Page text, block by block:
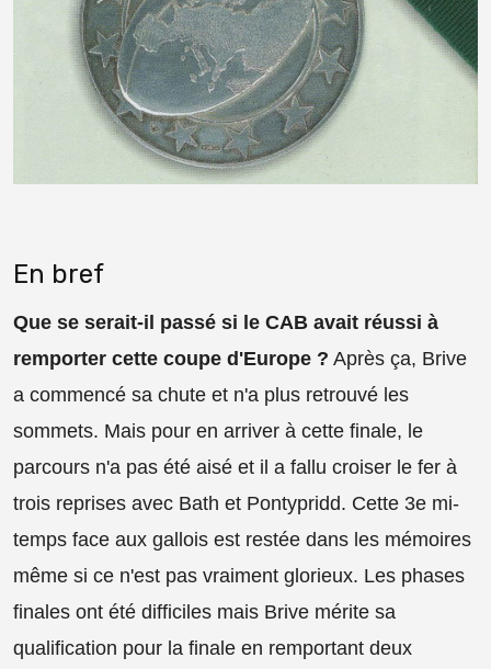
En bref
Que se serait-il passé si le CAB avait réussi à
remporter cette coupe d'Europe ? Après ça, Brive
a commencé sa chute et n'a plus retrouvé les
sommets. Mais pour en arriver à cette finale, le
parcours n'a pas été aisé et il a fallu croiser le fer à
trois reprises avec Bath et Pontypridd. Cette 3e mi-
temps face aux gallois est restée dans les mémoires
même si ce n'est pas vraiment glorieux. Les phases
finales ont été difficiles mais Brive mérite sa
qualification pour la finale en remportant deux